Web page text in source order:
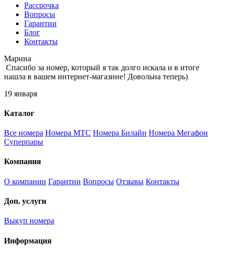
Рассрочка
Вопросы
Гарантии
Блог
Контакты
Марина
Спасибо за номер, который я так долго искала и в итоге
нашла в вашем интернет-магазине! Довольна теперь)
19 января
Каталог
Все номера Номера МТС Номера Билайн Номера Мегафон
Суперпары
Компания
О компании Гарантии Вопросы Отзывы Контакты
Доп. услуги
Выкуп номера
Информация